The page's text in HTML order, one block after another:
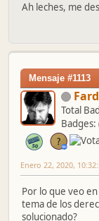
Ah leches, me
Mensaje #1113
Total
Badges:
Enero 22, 2020,
Por lo que veo
tema de los
solucionado?